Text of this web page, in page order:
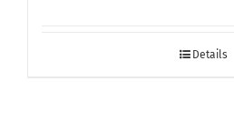
Details